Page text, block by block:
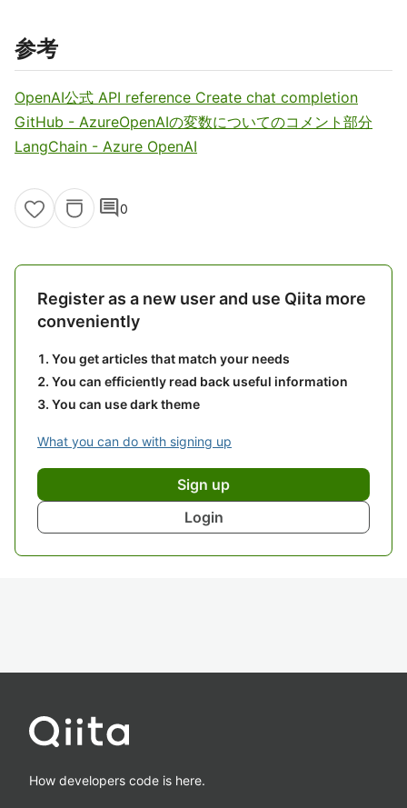
参考
OpenAI公式 API reference Create chat completion
GitHub - AzureOpenAIの変数についてのコメント部分
LangChain - Azure OpenAI
comment0
Register as a new user and use Qiita more
conveniently
You get articles that match your needs
You can efficiently read back useful information
You can use dark theme
What you can do with signing up
Sign up
Login
How developers code is here.